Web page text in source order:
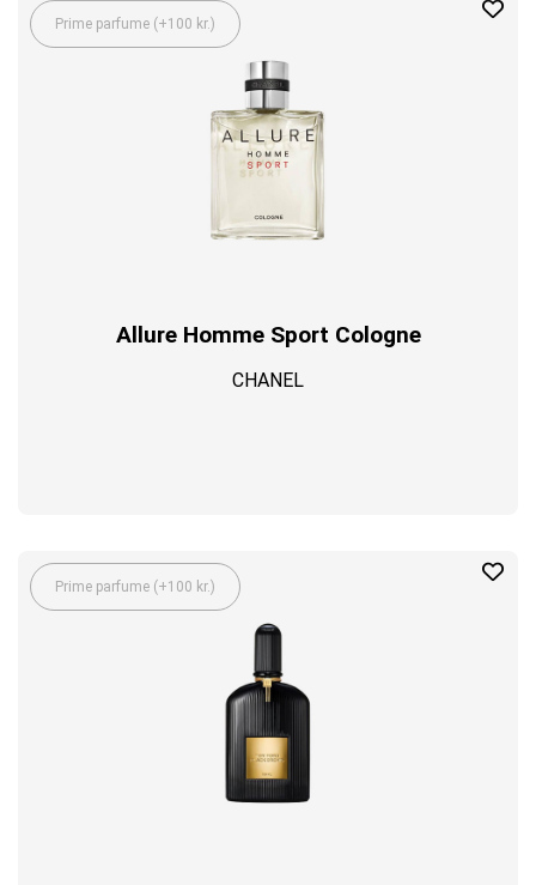
Prime parfume (+100 kr.)
Allure Homme Sport Cologne
CHANEL
Prime parfume (+100 kr.)